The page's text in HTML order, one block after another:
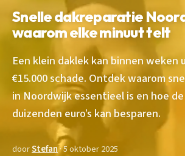
Snelle dakreparatie
waarom elke minuut telt
Een klein daklek kan binnen
€15.000 schade. Ontdek waarom
in Noordwijk essentieel is en hoe
duizenden euro’s kan besparen.
doorStefan· 5 oktober 2025